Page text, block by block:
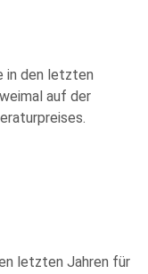
in den letzten
auf der
letzten Jahren für